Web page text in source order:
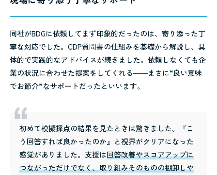
同社がBDGに依頼してまず印象的だったのは、寄り添った丁
寧な対応でした。CDP質問書の仕組みを基礎から解説し、具
体的で実践的なアドバイスが続きました。依頼しなくても企
業の状況に合わせた提案をしてくれる――まさに“良い意味
でお節介”なサポートだったといいます。
初めて模擬採点の結果を見たときは驚きました。『こ
う回答すれば良かったのか』と視界がクリアになった
感覚がありました。支援は回答改善やスコアアップに
つながっただけでなく、取り組みそのものの棚卸しや